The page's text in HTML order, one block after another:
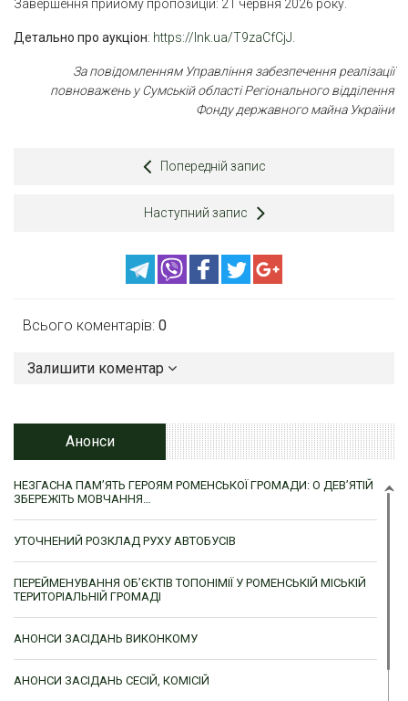
Завершення прийому пропозицій: 21 червня 2026 року.
Детально про аукціон: https://lnk.ua/T9zaCfCjJ
За повідомленням Управління забезпечення реалізації
повноважень у Сумській області Регіонального відділення
Фонду державного майна України
Попередній запис
Наступний запис
Всього коментарів: 0
Залишити коментар
Анонси
НЕЗГАСНА ПАМ’ЯТЬ ГЕРОЯМ РОМЕНСЬКОЇ ГРОМАДИ: О ДЕВ’ЯТІЙ
ЗБЕРЕЖІТЬ МОВЧАННЯ…
УТОЧНЕНИЙ РОЗКЛАД РУХУ АВТОБУСІВ
ПЕРЕЙМЕНУВАННЯ ОБ’ЄКТІВ ТОПОНІМІЇ У РОМЕНСЬКІЙ МІСЬКІЙ
ТЕРИТОРІАЛЬНІЙ ГРОМАДІ
АНОНСИ ЗАСІДАНЬ ВИКОНКОМУ
АНОНСИ ЗАСІДАНЬ СЕСІЙ, КОМІСІЙ